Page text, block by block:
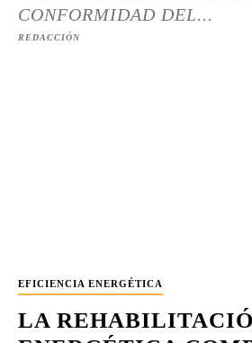
CONFORMIDAD DEL...
REDACCIÓN
EFICIENCIA ENERGÉTICA
LA